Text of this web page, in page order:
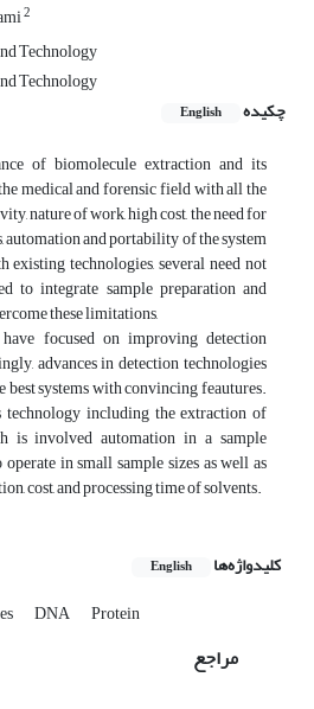
2
Technology
Technology
چکیده
English
of biomolecule extraction and its
medical and forensic field with all the
nature of work, high cost, the need for
and portability of the system
technologies, several need not
to integrate sample preparation and
these limitations,
focused on improving detection
advances in detection technologies
systems with convincing feautures.
technology including the extraction of
is involved automation in a sample
in small sample sizes as well as
cost, and processing time of solvents.
کلیدواژه‌ها English
DNA Protein
مراجع